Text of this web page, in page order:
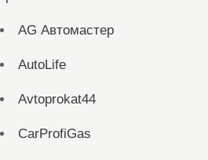
AG Автомастер
AutoLife
Avtoprokat44
CarProfiGas